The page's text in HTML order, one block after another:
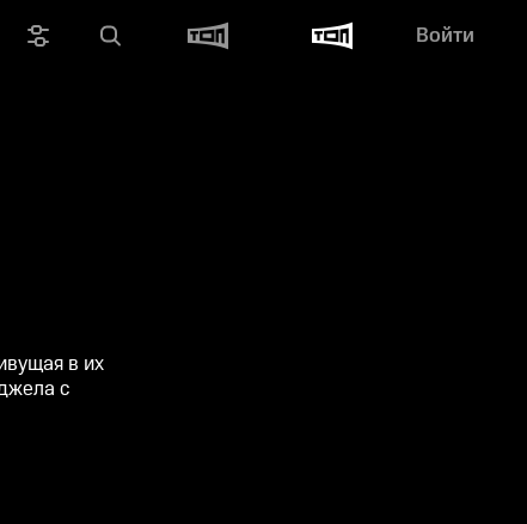
Войти
в их
с